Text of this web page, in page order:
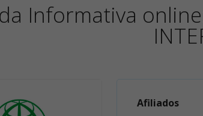
Informativa
Afiliados